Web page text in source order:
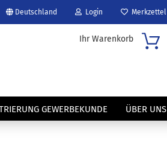
Deutschland Login Merkzettel
Ihr Warenkorb
GEWERBEKUNDE ÜBER UNS